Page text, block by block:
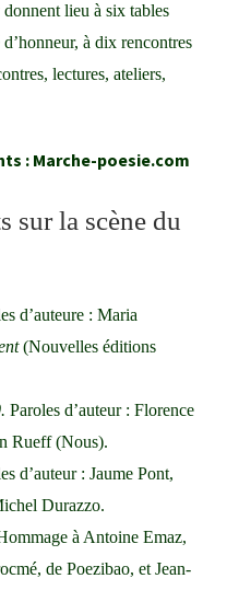
lieu à six tables
à dix rencontres
lectures, ateliers,
:Marche-poesie.com
sur la scène du
d’auteure : Maria
(Nouvelles éditions
Paroles d’auteur : Florence
Rueff (Nous).
d’auteur : Jaume Pont,
Durazzo.
à Antoine Emaz,
de Poezibao, et Jean-